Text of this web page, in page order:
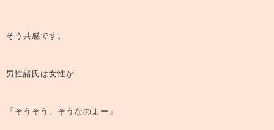
そう共感です。
男性諸氏は女性が
「そうそう、そうなのよー」